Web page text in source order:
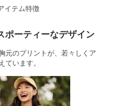
イテム特徴
ポーティーなデザイン
元のプリントが、若々しくア
ています。